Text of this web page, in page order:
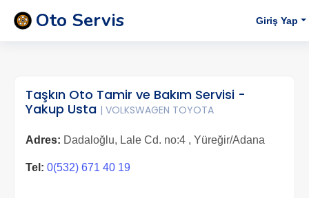
Oto Servis Giriş Yap
Taşkın Oto Tamir ve Bakım Servisi -
Yakup Usta | VOLKSWAGEN TOYOTA
Adres: Dadaloğlu, Lale Cd. no:4 , Yüreğir/Adana
Tel: 0(532) 671 40 19